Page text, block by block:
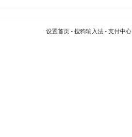
设置首页 - 搜狗输入法 - 支付中心